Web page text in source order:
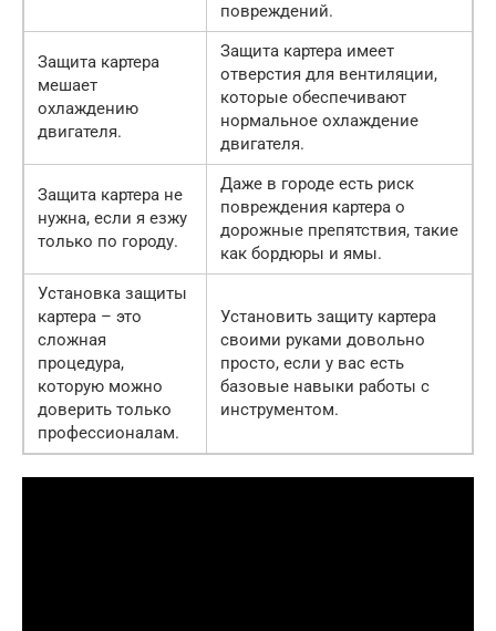
повреждений.
Защита картера
мешает
охлаждению
двигателя.
Защита картера имеет
отверстия для вентиляции,
которые обеспечивают
нормальное охлаждение
двигателя.
Защита картера не
нужна, если я езжу
только по городу.
Даже в городе есть риск
повреждения картера о
дорожные препятствия, такие
как бордюры и ямы.
Установка защиты
картера – это
сложная
процедура,
которую можно
доверить только
профессионалам.
Установить защиту картера
своими руками довольно
просто, если у вас есть
базовые навыки работы с
инструментом.